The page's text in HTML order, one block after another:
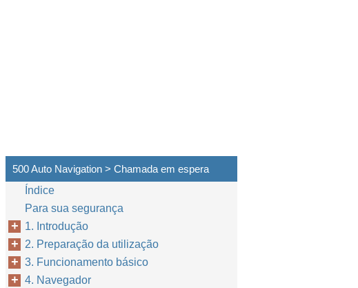
500 Auto Navigation > Chamada em espera
Índice
Para sua segurança
1. Introdução
2. Preparação da utilização
3. Funcionamento básico
4. Navegador